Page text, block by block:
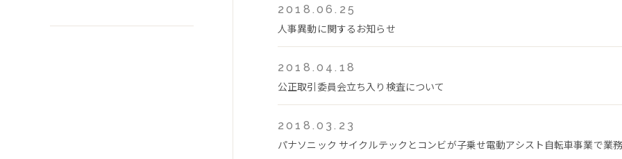
2018.06.25
人事異動に関するお知らせ
2018.04.18
公正取引委員会立ち入り検査について
2018.03.23
パナソニック サイクルテックとコンビが子乗せ電動アシスト自転車事業で業